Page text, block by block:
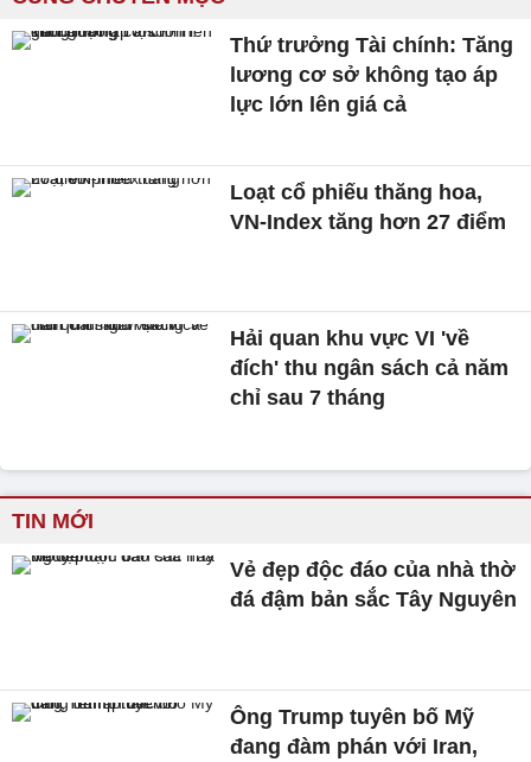
Thứ trưởng Tài chính: Tăng
lương cơ sở không tạo áp
lực lớn lên giá cả
Loạt cổ phiếu thăng hoa,
VN-Index tăng hơn 27 điểm
Hải quan khu vực VI 'về
đích' thu ngân sách cả năm
chỉ sau 7 tháng
TIN MỚI
Vẻ đẹp độc đáo của nhà thờ
đá đậm bản sắc Tây Nguyên
Ông Trump tuyên bố Mỹ
đang đàm phán với Iran,